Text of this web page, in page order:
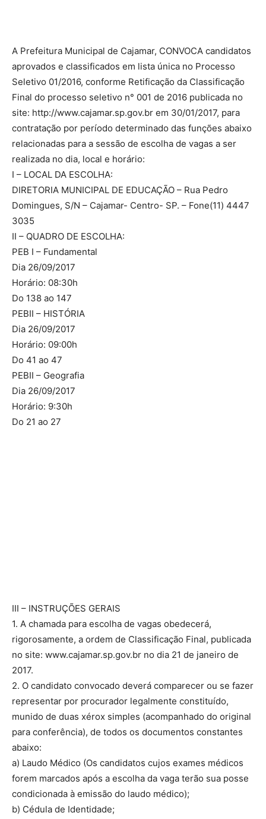
A Prefeitura Municipal de Cajamar, CONVOCA candidatos
aprovados e classificados em lista única no Processo
Seletivo 01/2016, conforme Retificação da Classificação
Final do processo seletivo n° 001 de 2016 publicada no
site: http://www.cajamar.sp.gov.br em 30/01/2017, para
contratação por período determinado das funções abaixo
relacionadas para a sessão de escolha de vagas a ser
realizada no dia, local e horário:
I – LOCAL DA ESCOLHA:
DIRETORIA MUNICIPAL DE EDUCAÇÃO – Rua Pedro
Domingues, S/N – Cajamar- Centro- SP. – Fone(11) 4447
3035
II – QUADRO DE ESCOLHA:
PEB I – Fundamental
Dia 26/09/2017
Horário: 08:30h
Do 138 ao 147
PEBII – HISTÓRIA
Dia 26/09/2017
Horário: 09:00h
Do 41 ao 47
PEBII – Geografia
Dia 26/09/2017
Horário: 9:30h
Do 21 ao 27
III – INSTRUÇÕES GERAIS
1. A chamada para escolha de vagas obedecerá,
rigorosamente, a ordem de Classificação Final, publicada
no site: www.cajamar.sp.gov.br no dia 21 de janeiro de
2017.
2. O candidato convocado deverá comparecer ou se fazer
representar por procurador legalmente constituído,
munido de duas xérox simples (acompanhado do original
para conferência), de todos os documentos constantes
abaixo:
a) Laudo Médico (Os candidatos cujos exames médicos
forem marcados após a escolha da vaga terão sua posse
condicionada à emissão do laudo médico);
b) Cédula de Identidade;